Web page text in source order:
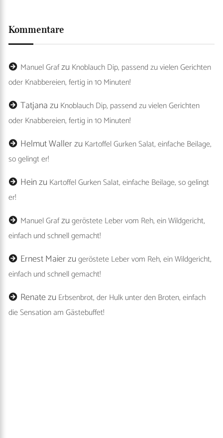
Kommentare
Manuel Grafzu Knoblauch Dip, passend zu vielen Gerichten
oder Knabbereien, fertig in 10 Minuten!
Tatjanazu Knoblauch Dip, passend zu vielen Gerichten
oder Knabbereien, fertig in 10 Minuten!
Helmut Wallerzu Kartoffel Gurken Salat, einfache Beilage,
so gelingt er!
Heinzu Kartoffel Gurken Salat, einfache Beilage, so gelingt
er!
Manuel Grafzugeröstete Leber vom Reh, ein Wildgericht,
einfach und schnell gemacht!
Ernest Maierzugeröstete Leber vom Reh, ein Wildgericht,
einfach und schnell gemacht!
Renatezu Erbsenbrot, der Hulk unter den Broten, einfach
die Sensation am Gästebuffet!